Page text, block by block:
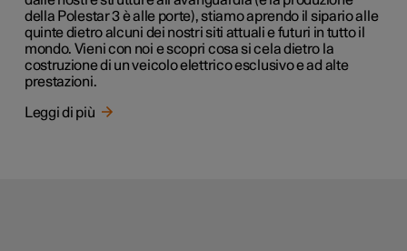
della Polestar 3 è alle porte), stiamo aprendo il sipario alle
quinte dietro alcuni dei nostri siti attuali e futuri in tutto il
mondo. Vieni con noi e scopri cosa si cela dietro la
costruzione di un veicolo elettrico esclusivo e ad alte
prestazioni.
Leggi di più